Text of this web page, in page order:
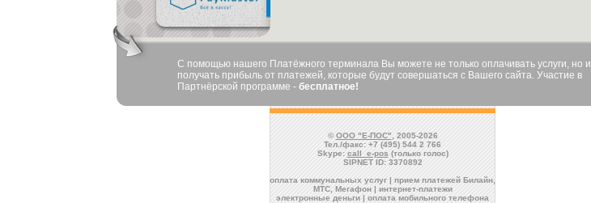
С помощью нашего Платёжного терминала Вы можете не только оплачивать услуги, но и
получать прибыль от платежей, которые будут совершаться с Вашего сайта. Участие в
Партнёрской программе - бесплатное!
© ООО "Е-ПОС", 2005-2026
Тел./факс: +7 (495) 544 2 766
Skype: call_e-pos(только голос)
SIPNET ID: 3370892
оплата коммунальных услуг | прием платежей Билайн,
МТС, Мегафон | интернет-платежи
электронные деньги | оплата мобильного телефона